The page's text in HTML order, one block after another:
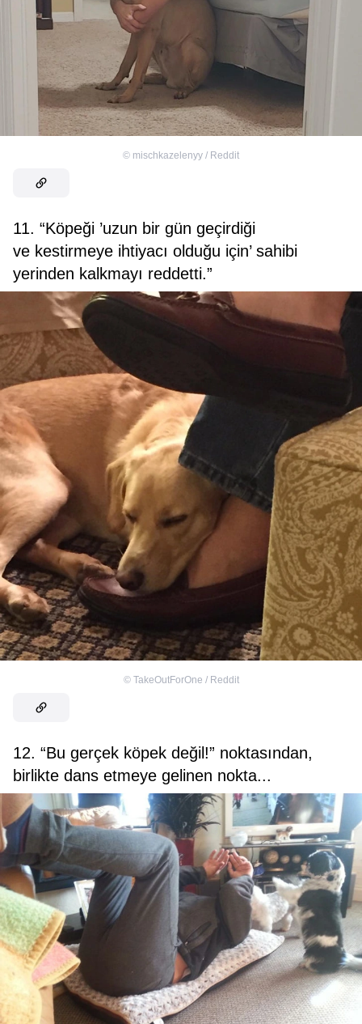
© mischkazelenyy / Reddit
11. “Köpeği ’uzun bir gün geçirdiği
ve kestirmeye ihtiyacı olduğu için’ sahibi
yerinden kalkmayı reddetti.”
© TakeOutForOne / Reddit
12. “Bu gerçek köpek değil!” noktasından,
birlikte dans etmeye gelinen nokta...